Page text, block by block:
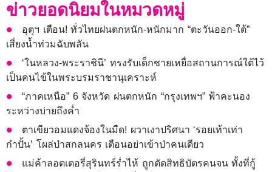
ข่าวยอดนิยมในหมวดหมู่
อุตุฯ เตือน! ทั่วไทยฝนตกหนัก-หนักมาก “ตะวันออก-ใต้”
เสี่ยงน้ำท่วมฉับพลัน
‘ในหลวง-พระราชินี’ ทรงรับเด็กชายเหยื่อสถานการณ์ใต้ไว้
เป็นคนไข้ในพระบรมราชานุเคราะห์
“ภาคเหนือ” 6 จังหวัด ฝนตกหนัก “กรุงเทพฯ” ฟ้าคะนอง
ระหว่างบ่ายถึงค่ำ
ตาเขียวอมแดงจ้องในมืด! ผวาเงาปริศนา ‘รอยเท้าเท่า
กำปั้น’ โผล่ป่าสกลนคร เตือนอย่าเข้าป่าคนเดียว
แม่ค้าลอตเตอรี่สุรินทร์ร่ำไห้ ถูกตัดสิทธิบัตรคนจน ทั้งที่กู้